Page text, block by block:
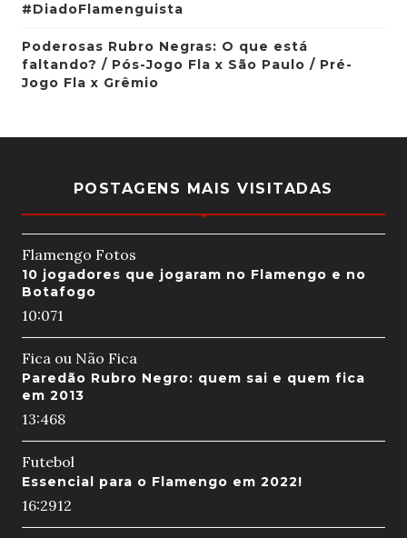
#DiadoFlamenguista
Poderosas Rubro Negras: O que está
faltando? / Pós-Jogo Fla x São Paulo / Pré-
Jogo Fla x Grêmio
POSTAGENS MAIS VISITADAS
Flamengo Fotos
10 jogadores que jogaram no Flamengo e no
Botafogo
10:071
Fica ou Não Fica
Paredão Rubro Negro: quem sai e quem fica
em 2013
13:468
Futebol
Essencial para o Flamengo em 2022!
16:2912